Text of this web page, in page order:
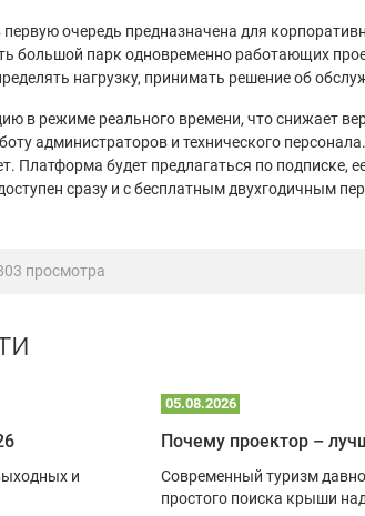
очередь предназначена для
большой парк одновременно работающих
нагрузку, принимать решение об
в режиме реального времени, что снижает
администраторов и технического
будет предлагаться по подписке,
сразу и с бесплатным двухгодичным
просмотра
и
05.08.2026
Современный туризм
простого поиска крыши